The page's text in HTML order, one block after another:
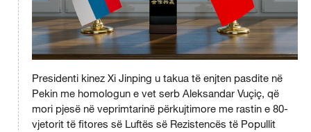
a
modal
window.
No compatible source was found for this media.
Presidenti kinez Xi Jinping u takua të enjten pasdite në
Pekin me homologun e vet serb Aleksandar Vuçiç, që
mori pjesë në veprimtarinë përkujtimore me rastin e 80-
vjetorit të fitores së Luftës së Rezistencës të Popullit